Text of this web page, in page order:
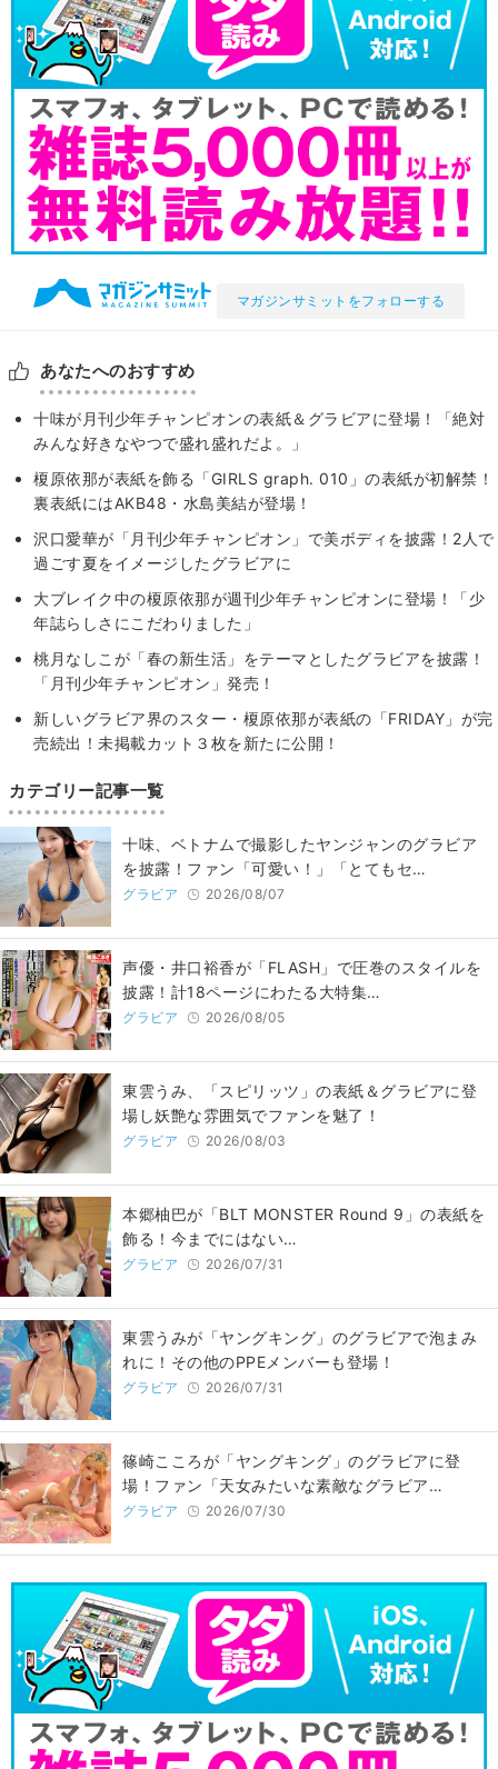
マガジンサミットをフォローする
あなたへのおすすめ
十味が月刊少年チャンピオンの表紙＆グラビアに登場！「絶対
みんな好きなやつで盛れ盛れだよ。」
榎原依那が表紙を飾る「GIRLS graph. 010」の表紙が初解禁！
裏表紙にはAKB48・水島美結が登場！
沢口愛華が「月刊少年チャンピオン」で美ボディを披露！2人で
過ごす夏をイメージしたグラビアに
大ブレイク中の榎原依那が週刊少年チャンピオンに登場！「少
年誌らしさにこだわりました」
桃月なしこが「春の新生活」をテーマとしたグラビアを披露！
「月刊少年チャンピオン」発売！
新しいグラビア界のスター・榎原依那が表紙の「FRIDAY」が完
売続出！未掲載カット３枚を新たに公開！
カテゴリー記事一覧
十味、ベトナムで撮影したヤンジャンのグラビア
を披露！ファン「可愛い！」「とてもセ…
グラビア 2026/08/07
声優・井口裕香が「FLASH」で圧巻のスタイルを
披露！計18ページにわたる大特集…
グラビア 2026/08/05
東雲うみ、「スピリッツ」の表紙＆グラビアに登
場し妖艶な雰囲気でファンを魅了！
グラビア 2026/08/03
本郷柚巴が「BLT MONSTER Round 9」の表紙を
飾る！今までにはない…
グラビア 2026/07/31
東雲うみが「ヤングキング」のグラビアで泡まみ
れに！その他のPPEメンバーも登場！
グラビア 2026/07/31
篠崎こころが「ヤングキング」のグラビアに登
場！ファン「天女みたいな素敵なグラビア…
グラビア 2026/07/30